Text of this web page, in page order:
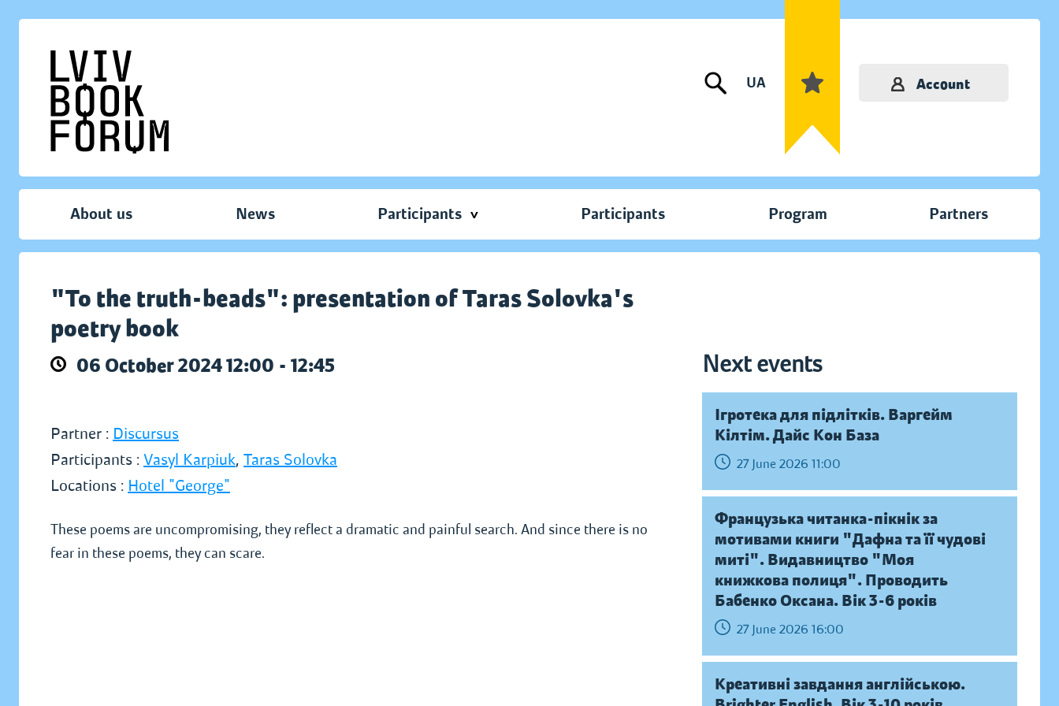
UA Account
About us News Participants Participants Program Partners
"To the truth-beads": presentation of Taras Solovka's
poetry book
06 October 2024 12:00 - 12:45 Next events
Partner : Discursus
Participants : Vasyl Karpiuk, Taras Solovka
Locations : Hotel "George"
These poems are uncompromising, they reflect a dramatic and painful search. And since there is no
fear in these poems, they can scare.
Ігротека для підлітків. Варгейм
Кілтім. Дайс Кон База
27 June 2026 11:00
Французька читанка-пікнік за
мотивами книги "Дафна та її чудові
миті". Видавництво "Моя
книжкова полиця". Проводить
Бабенко Оксана. Вік 3-6 років
27 June 2026 16:00
Креативні завдання англійською.